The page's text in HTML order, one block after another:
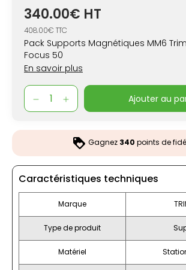
340.00€ HT
408.00€ TTC
Pack Supports Magnétiques MM6
Focus 50
En savoir plus
ajouter au
Gagnez 340 points de
Caractéristiques techniques
Marque
Type de produit
Matériel